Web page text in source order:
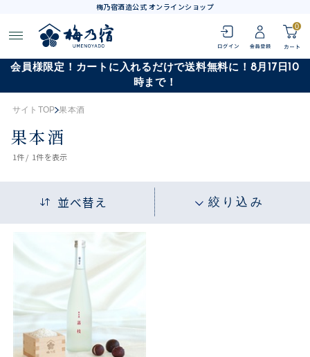
梅乃宿酒造公式 オンラインショップ
0
会員様限定！カートに入れるだけで送料無料に！8月17日10
時まで！
サイトTOP 果本酒
果本酒
1件 / 1件を表示
並べ替え 絞り込み